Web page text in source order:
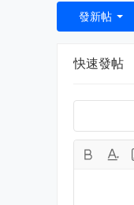
發新帖
快速發帖